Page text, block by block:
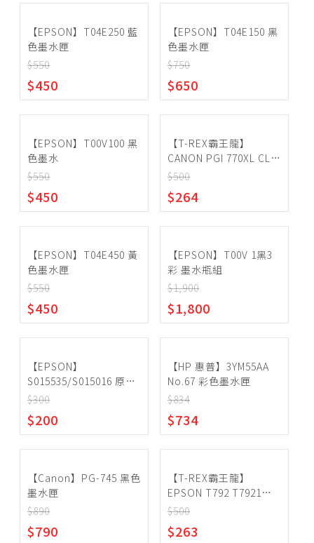
網路卡
電腦軟體
光碟機、燒錄機
電腦喇叭
手寫板、繪圖板
印表機、事務機
碳粉匣、墨水匣
報表紙
USB週邊商品
相機防潮
電池、充電器
【EPSON】T04E250 藍
色墨水匣
$550
$450
【EPSON】T04E150 黑
色墨水匣
$750
$650
【EPSON】T00V100 黑
色墨水
$550
$450
【T-REX霸王龍】
CANON PGI 770XL CLI
771XL 副廠相容墨水匣
$500
$264
【EPSON】T04E450 黃
色墨水匣
$550
$450
【EPSON】T00V 1黑3
彩 墨水瓶組
$1,900
$1,800
【EPSON】
S015535/S015016 原廠
黑色色帶
$300
$200
【HP 惠普】3YM55AA
No.67 彩色墨水匣
$834
$734
【Canon】PG-745 黑色
墨水匣
$890
$790
【T-REX霸王龍】
EPSON T792 T7921
T7922 T7923 T7924 副
$500
$263